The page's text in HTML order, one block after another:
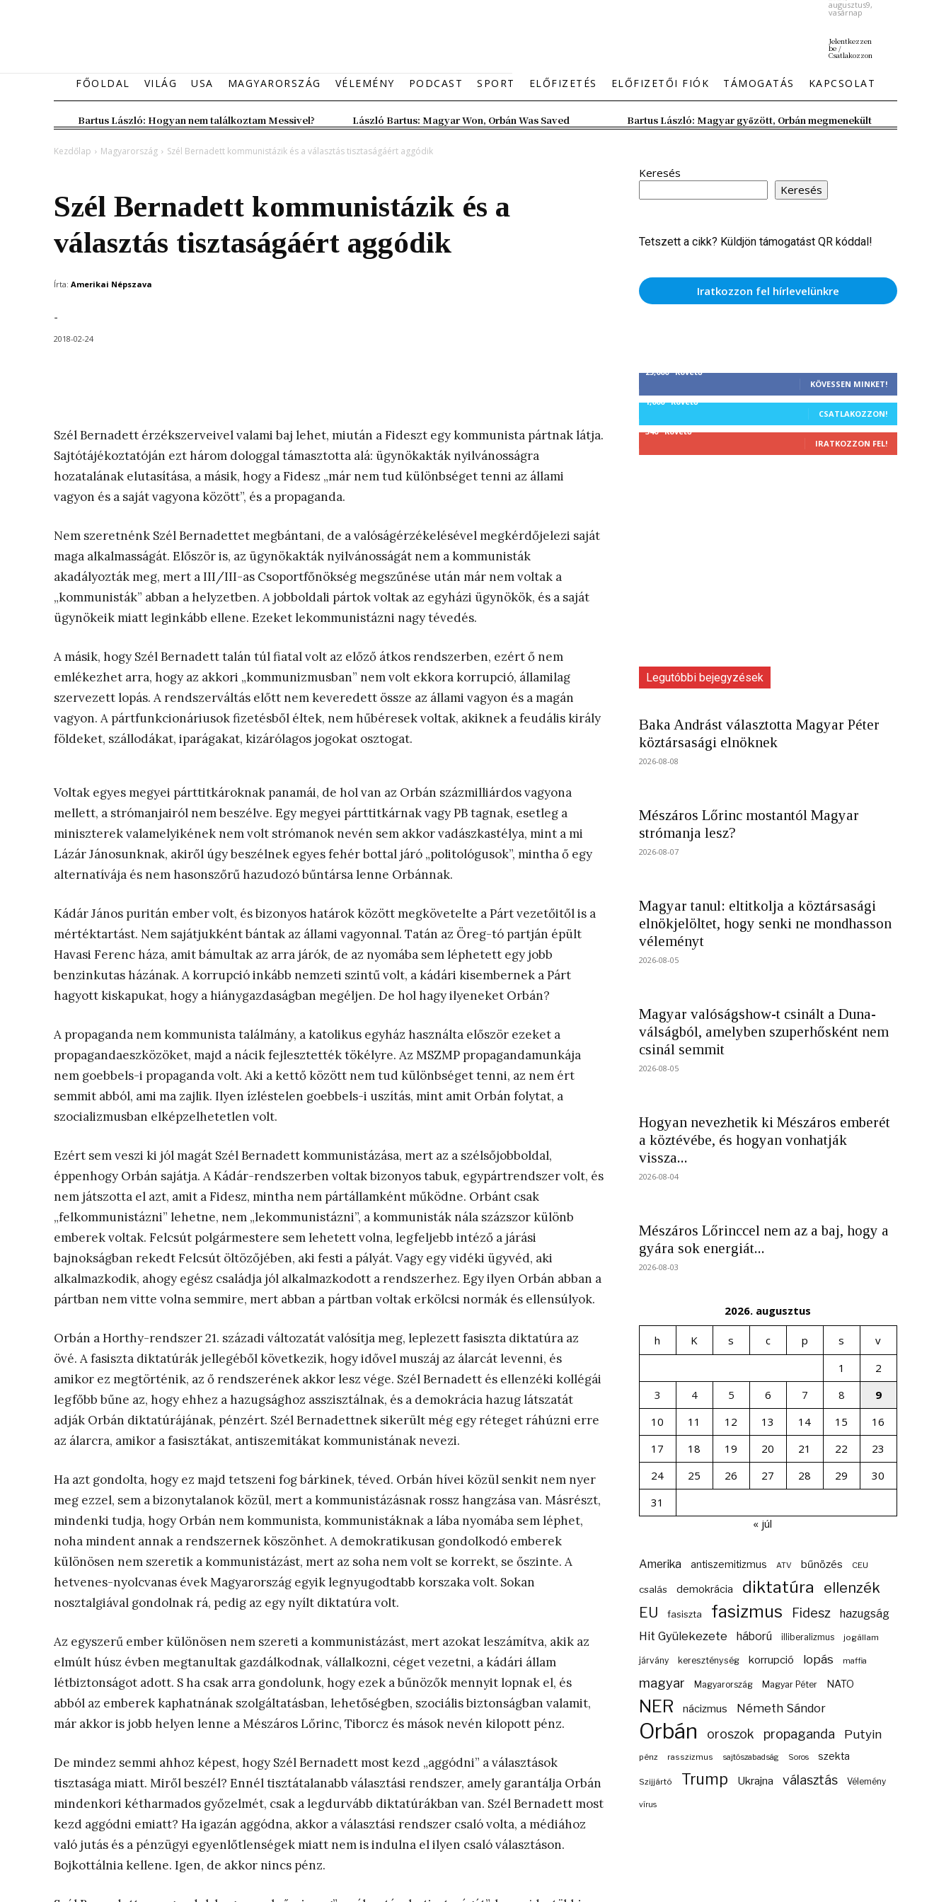
augusztus9,
vasárnap
Jelentkezzen
be /
Csatlakozzon
FŐOLDAL VILÁG USA MAGYARORSZÁG VÉLEMÉNY PODCAST SPORT ELŐFIZETÉS ELŐFIZETŐI FIÓK TÁMOGATÁS KAPCSOLAT
Bartus László: Hogyan nem találkoztam Messivel? László Bartus: Magyar Won, Orbán Was Saved Bartus László: Magyar győzött, Orbán megmenekült
Kezdőlap Magyarország Szél Bernadett kommunistázik és a választás tisztaságáért aggódik
Szél Bernadett kommunistázik és a
választás tisztaságáért aggódik
Írta: Amerikai Népszava
-
2018-02-24
Szél Bernadett érzékszerveivel valami baj lehet, miután a Fideszt egy kommunista pártnak látja.
Sajtótájékoztatóján ezt három dologgal támasztotta alá: ügynökakták nyilvánosságra
hozatalának elutasítása, a másik, hogy a Fidesz „már nem tud különbséget tenni az állami
vagyon és a saját vagyona között”, és a propaganda.
Nem szeretnénk Szél Bernadettet megbántani, de a valóságérzékelésével megkérdőjelezi saját
maga alkalmasságát. Először is, az ügynökakták nyilvánosságát nem a kommunisták
akadályozták meg, mert a III/III-as Csoportfőnökség megszűnése után már nem voltak a
„kommunisták” abban a helyzetben. A jobboldali pártok voltak az egyházi ügynökök, és a saját
ügynökeik miatt leginkább ellene. Ezeket lekommunistázni nagy tévedés.
A másik, hogy Szél Bernadett talán túl fiatal volt az előző átkos rendszerben, ezért ő nem
emlékezhet arra, hogy az akkori „kommunizmusban” nem volt ekkora korrupció, államilag
szervezett lopás. A rendszerváltás előtt nem keveredett össze az állami vagyon és a magán
vagyon. A pártfunkcionáriusok fizetésből éltek, nem hűbéresek voltak, akiknek a feudális király
földeket, szállodákat, iparágakat, kizárólagos jogokat osztogat.
Voltak egyes megyei párttitkároknak panamái, de hol van az Orbán százmilliárdos vagyona
mellett, a strómanjairól nem beszélve. Egy megyei párttitkárnak vagy PB tagnak, esetleg a
miniszterek valamelyikének nem volt strómanok nevén sem akkor vadászkastélya, mint a mi
Lázár Jánosunknak, akiről úgy beszélnek egyes fehér bottal járó „politológusok”, mintha ő egy
alternatívája és nem hasonszőrű hazudozó bűntársa lenne Orbánnak.
Kádár János puritán ember volt, és bizonyos határok között megkövetelte a Párt vezetőitől is a
mértéktartást. Nem sajátjukként bántak az állami vagyonnal. Tatán az Öreg-tó partján épült
Havasi Ferenc háza, amit bámultak az arra járók, de az nyomába sem léphetett egy jobb
benzinkutas házának. A korrupció inkább nemzeti szintű volt, a kádári kisembernek a Párt
hagyott kiskapukat, hogy a hiánygazdaságban megéljen. De hol hagy ilyeneket Orbán?
A propaganda nem kommunista találmány, a katolikus egyház használta először ezeket a
propagandaeszközöket, majd a nácik fejlesztették tökélyre. Az MSZMP propagandamunkája
nem goebbels-i propaganda volt. Aki a kettő között nem tud különbséget tenni, az nem ért
semmit abból, ami ma zajlik. Ilyen ízléstelen goebbels-i uszítás, mint amit Orbán folytat, a
szocializmusban elképzelhetetlen volt.
Ezért sem veszi ki jól magát Szél Bernadett kommunistázása, mert az a szélsőjobboldal,
éppenhogy Orbán sajátja. A Kádár-rendszerben voltak bizonyos tabuk, egypártrendszer volt, és
nem játszotta el azt, amit a Fidesz, mintha nem pártállamként működne. Orbánt csak
„felkommunistázni” lehetne, nem „lekommunistázni”, a kommunisták nála százszor különb
emberek voltak. Felcsút polgármestere sem lehetett volna, legfeljebb intéző a járási
bajnokságban rekedt Felcsút öltözőjében, aki festi a pályát. Vagy egy vidéki ügyvéd, aki
alkalmazkodik, ahogy egész családja jól alkalmazkodott a rendszerhez. Egy ilyen Orbán abban a
pártban nem vitte volna semmire, mert abban a pártban voltak erkölcsi normák és ellensúlyok.
Orbán a Horthy-rendszer 21. századi változatát valósítja meg, leplezett fasiszta diktatúra az
övé. A fasiszta diktatúrák jellegéből következik, hogy idővel muszáj az álarcát levenni, és
amikor ez megtörténik, az ő rendszerének akkor lesz vége. Szél Bernadett és ellenzéki kollégái
legfőbb bűne az, hogy ehhez a hazugsághoz asszisztálnak, és a demokrácia hazug látszatát
adják Orbán diktatúrájának, pénzért. Szél Bernadettnek sikerült még egy réteget ráhúzni erre
az álarcra, amikor a fasisztákat, antiszemitákat kommunistának nevezi.
Ha azt gondolta, hogy ez majd tetszeni fog bárkinek, téved. Orbán hívei közül senkit nem nyer
meg ezzel, sem a bizonytalanok közül, mert a kommunistázásnak rossz hangzása van. Másrészt,
mindenki tudja, hogy Orbán nem kommunista, kommunistáknak a lába nyomába sem léphet,
noha mindent annak a rendszernek köszönhet. A demokratikusan gondolkodó emberek
különösen nem szeretik a kommunistázást, mert az soha nem volt se korrekt, se őszinte. A
hetvenes-nyolcvanas évek Magyarország egyik legnyugodtabb korszaka volt. Sokan
nosztalgiával gondolnak rá, pedig az egy nyílt diktatúra volt.
Az egyszerű ember különösen nem szereti a kommunistázást, mert azokat leszámítva, akik az
elmúlt húsz évben megtanultak gazdálkodnak, vállalkozni, céget vezetni, a kádári állam
létbiztonságot adott. S ha csak arra gondolunk, hogy ezek a bűnözők mennyit lopnak el, és
abból az emberek kaphatnának szolgáltatásban, lehetőségben, szociális biztonságban valamit,
már akkor is jobb helyen lenne a Mészáros Lőrinc, Tiborcz és mások nevén kilopott pénz.
De mindez semmi ahhoz képest, hogy Szél Bernadett most kezd „aggódni” a választások
tisztasága miatt. Miről beszél? Ennél tisztátalanabb választási rendszer, amely garantálja Orbán
mindenkori kétharmados győzelmét, csak a legdurvább diktatúrákban van. Szél Bernadett most
kezd aggódni emiatt? Ha igazán aggódna, akkor a választási rendszer csaló volta, a médiához
való jutás és a pénzügyi egyenlőtlenségek miatt nem is indulna el ilyen csaló választáson.
Bojkottálnia kellene. Igen, de akkor nincs pénz.
Keresés
Keresés
Tetszett a cikk? Küldjön támogatást QR kóddal!
Iratkozzon fel hírlevelünkre
25,000 Követő
KÖVESSEN MINKET!
1,000 Követő
CSATLAKOZZON!
340 Követő
IRATKOZZON FEL!
Legutóbbi bejegyzések
Baka Andrást választotta Magyar Péter
köztársasági elnöknek
2026-08-08
Mészáros Lőrinc mostantól Magyar
strómanja lesz?
2026-08-07
Magyar tanul: eltitkolja a köztársasági
elnökjelöltet, hogy senki ne mondhasson
véleményt
2026-08-05
Magyar valóságshow-t csinált a Duna-
válságból, amelyben szuperhősként nem
csinál semmit
2026-08-05
Hogyan nevezhetik ki Mészáros emberét
a köztévébe, és hogyan vonhatják
vissza...
2026-08-04
Mészáros Lőrinccel nem az a baj, hogy a
gyára sok energiát...
2026-08-03
2026. augusztus
h K s c p s
v
1
2
3
4 5 6 7 8
9
10
11 12 13 14 15
16
17
18 19 20 21 22
23
24
25 26 27 28 29
30
31
« júl
Amerika antiszemitizmus ATV bűnözés CEU
csalás demokrácia diktatúra ellenzék
EU fasiszta fasizmus Fidesz hazugság
Hit Gyülekezete háború illiberalizmus jogállam
járvány kereszténység korrupció lopás maffia
magyar Magyarország Magyar Péter NATO
NER nácizmus Németh Sándor
Orbán oroszok propaganda Putyin
pénz rasszizmus sajtószabadság Soros szekta
Szijjártó Trump Ukrajna választás Vélemény
vírus